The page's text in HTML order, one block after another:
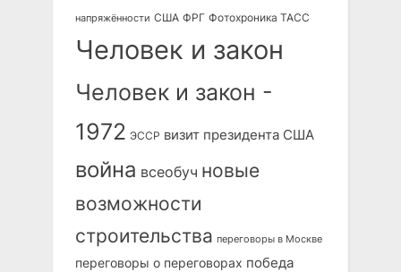
напряжённости США ФРГ Фотохроника ТАСС
Человек и закон
Человек и закон -
1972 ЭССР визит президента США
война всеобуч новые
возможности
строительства переговоры в Москве
переговоры о переговорах победа